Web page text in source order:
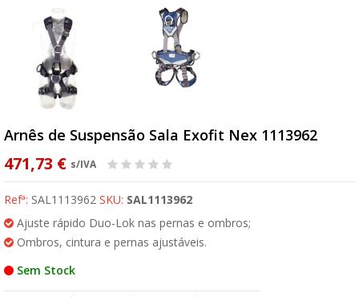
Arnês de Suspensão Sala Exofit Nex 1113962
471,73 € s/IVA
Refª: SAL1113962 SKU: SAL1113962
Ajuste rápido Duo-Lok nas pernas e ombros;
Ombros, cintura e pernas ajustáveis.
Sem Stock